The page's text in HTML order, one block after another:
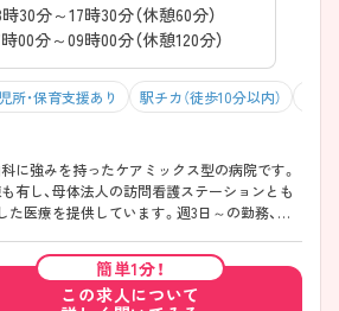
30分～17時30分（休憩60分）
00分～09時00分（休憩120分）
所・保育支援あり 駅チカ（徒歩10分以内）
に強みを持ったケアミックス型の病院です。
有し、母体法人の訪問看護ステーションとも
た医療を提供しています。週3日～の勤務、勤
策ポイントなど、さらに詳細をお話しいたしま
さい。
簡単1分！
この求人について